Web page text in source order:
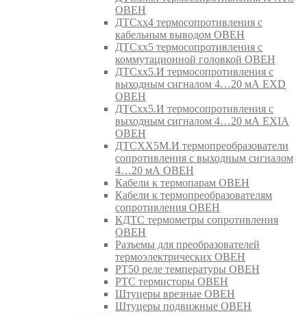
ОВЕН
ДТСхх4 термосопротивления с
кабельным выводом ОВЕН
ДТСхх5 термосопротивления с
коммутационной головкой ОВЕН
ДТСхх5.И термосопротивления с
выходным сигналом 4…20 мА EXD
ОВЕН
ДТСхх5.И термосопротивления с
выходным сигналом 4…20 мА EXIA
ОВЕН
ДТСХХ5М.И термопреобразователи
сопротивления с выходным сигналом
4…20 мА ОВЕН
Кабели к термопарам ОВЕН
Кабели к термопреобразователям
сопротивления ОВЕН
КДТС термометры сопротивления
ОВЕН
Разъемы для преобразователей
термоэлектрических ОВЕН
РТ50 реле температуры ОВЕН
РТС термисторы ОВЕН
Штуцеры врезные ОВЕН
Штуцеры подвижные ОВЕН